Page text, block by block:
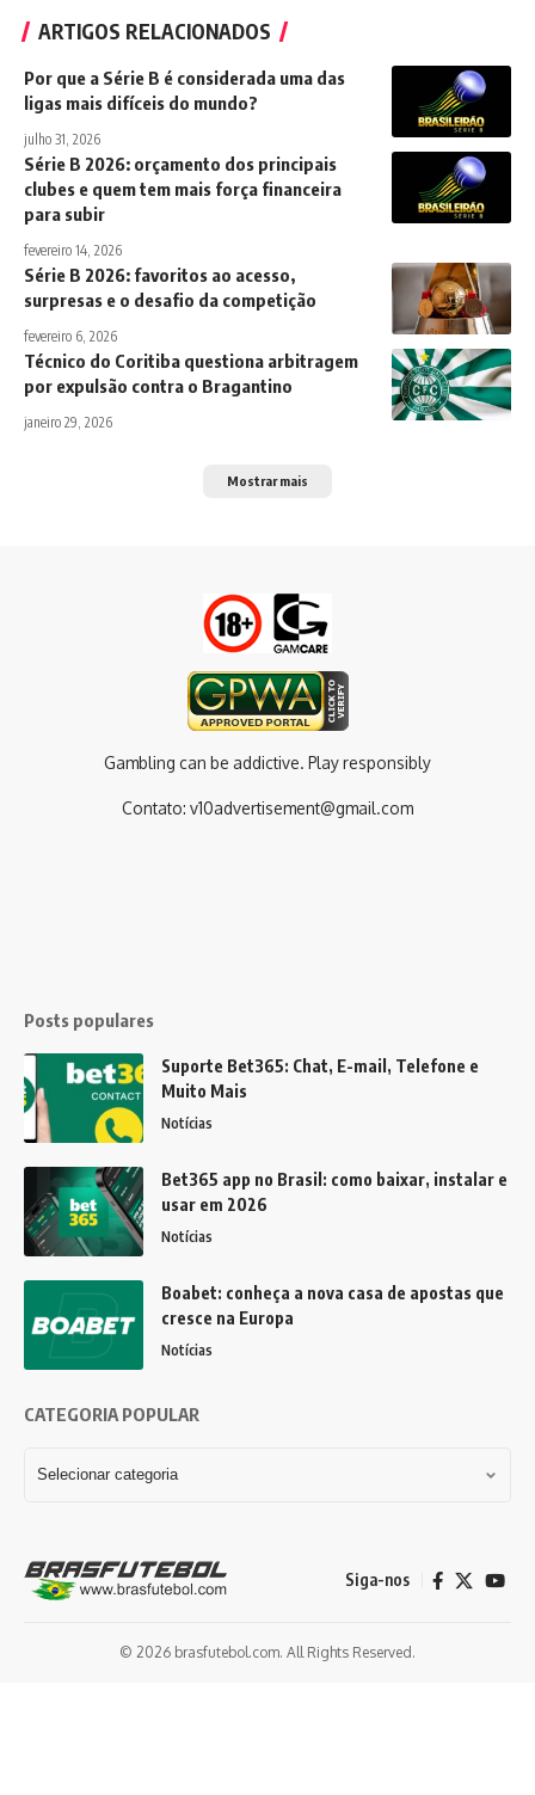
ARTIGOS RELACIONADOS
Por que a Série B é considerada uma das
ligas mais difíceis do mundo?
julho 31, 2026
Série B 2026: orçamento dos principais
clubes e quem tem mais força financeira
para subir
fevereiro 14, 2026
Série B 2026: favoritos ao acesso,
surpresas e o desafio da competição
fevereiro 6, 2026
Técnico do Coritiba questiona arbitragem
por expulsão contra o Bragantino
janeiro 29, 2026
Mostrar mais
Gambling can be addictive. Play responsibly
Contato: v10advertisement@gmail.com
Posts populares
Suporte Bet365: Chat, E-mail, Telefone e
Muito Mais
Notícias
Bet365 app no Brasil: como baixar, instalar e
usar em 2026
Notícias
Boabet: conheça a nova casa de apostas que
cresce na Europa
Notícias
CATEGORIA POPULAR
Siga-nos
© 2026 brasfutebol.com. All Rights Reserved.